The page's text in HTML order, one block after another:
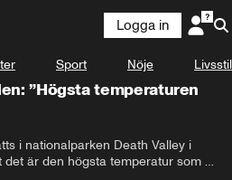
Logga in
Sport Nöje Livsstil
”Högsta temperaturen
i nationalparken Death Valley i
det är den högsta temperatur som